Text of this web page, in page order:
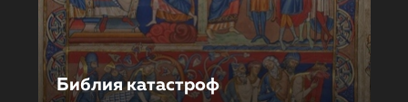
Библия катастроф